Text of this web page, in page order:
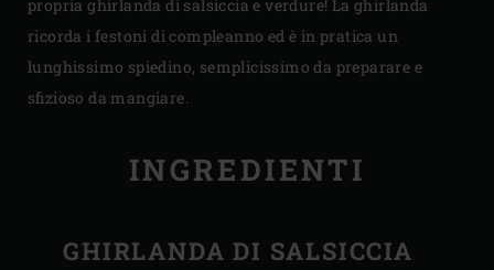
propria ghirlanda di salsiccia e verdure! La ghirlanda
ricorda i festoni di compleanno ed è in pratica un
lunghissimo spiedino, semplicissimo da preparare e
sfizioso da mangiare.
INGREDIENTI
GHIRLANDA DI SALSICCIA